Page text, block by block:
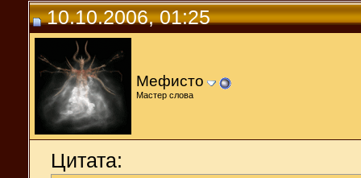
10.10.2006, 01:25
Мефисто
Мастер слова
Цитата: